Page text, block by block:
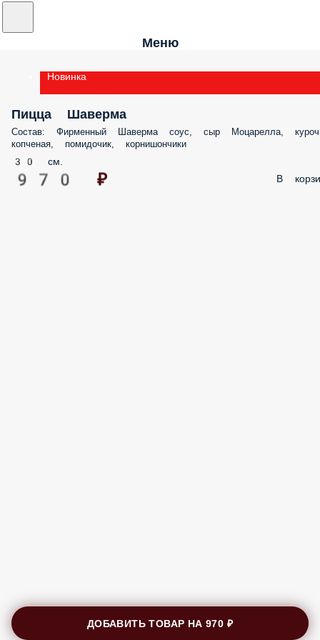
Меню
Новинка
Пицца Шаверма
Состав: Фирменный Шаверма соус, сыр Моцарелла,
копченая, помидочик, корнишончики
30 см.
970 ₽ В
ДОБАВИТЬ ТОВАР НА970 ₽